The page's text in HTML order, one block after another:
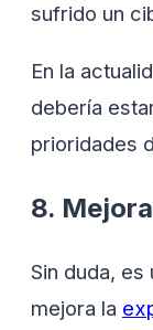
sufrido un
En la
debería
prioridades
8.
Sin duda, es
mejora la